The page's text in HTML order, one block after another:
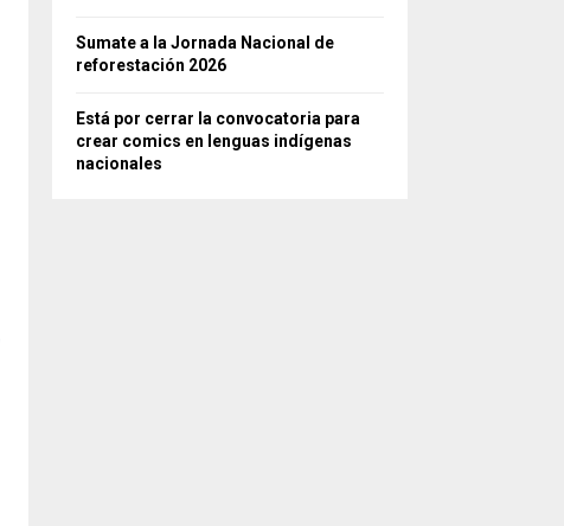
Sumate a la Jornada Nacional de
reforestación 2026
Está por cerrar la convocatoria para
crear comics en lenguas indígenas
nacionales